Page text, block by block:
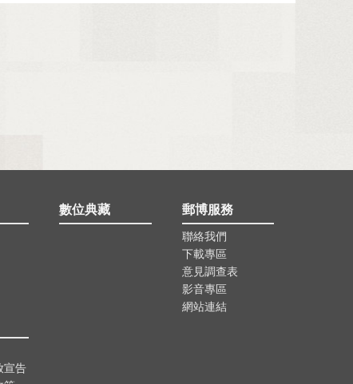
數位典藏 郵博服務
聯絡我們
下載專區
意見調查表
影音專區
網站連結
宣告